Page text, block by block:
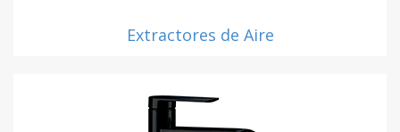
Extractores de Aire